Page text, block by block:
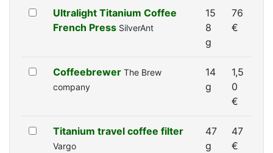
Ultralight Titanium Coffee
French Press SilverAnt
15
8
g
76
€
Coffeebrewer The Brew
company
14
g
1,5
0
€
Titanium travel coffee filter
Vargo
47
g
47
€